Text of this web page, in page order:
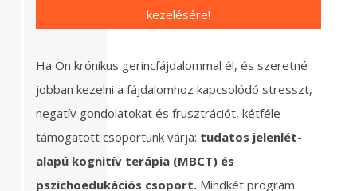
kezelésére!
Ha Ön krónikus gerincfájdalommal él, és szeretné
jobban kezelni a fájdalomhoz kapcsolódó stresszt,
negatív gondolatokat és frusztrációt, kétféle
támogatott csoportunk várja: tudatos jelenlét-
alapú kognitív terápia (MBCT) és
pszichoedukációs csoport.Mindkét program